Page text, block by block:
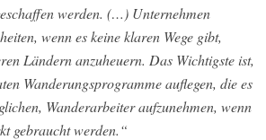
werden. (…) Unternehmen
wenn es keine klaren Wege gibt,
Ländern anzuheuern. Das Wichtigste ist,
Wanderungsprogramme auflegen, die es
Wanderarbeiter aufzunehmen, wenn
gebraucht werden.“